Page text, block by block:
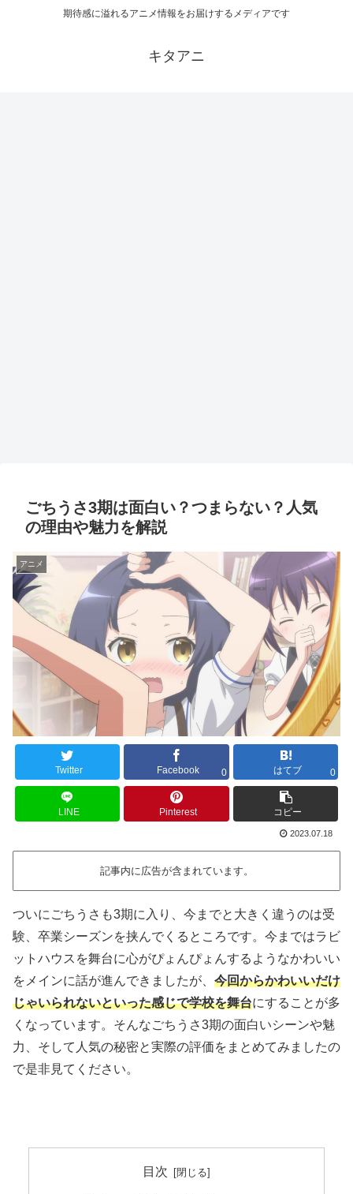
期待感に溢れるアニメ情報をお届けするメディアです
キタアニ
ごちうさ3期は面白い？つまらない？人気
の理由や魅力を解説
アニメ
Twitter Facebook 0 はてブ 0
LINE Pinterest コピー
2023.07.18
記事内に広告が含まれています。
ついにごちうさも3期に入り、今までと大きく違うのは受
験、卒業シーズンを挟んでくるところです。今まではラビ
ットハウスを舞台に心がぴょんぴょんするようなかわいい
をメインに話が進んできましたが、 今回からかわいいだけ
じゃいられないといった感じで学校を舞台にすることが多
くなっています。そんなごちうさ3期の面白いシーンや魅
力、そして人気の秘密と実際の評価をまとめてみましたの
で是非見てください。
目次